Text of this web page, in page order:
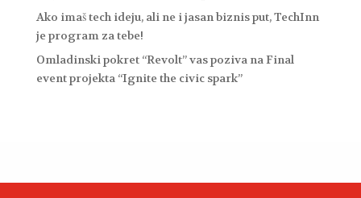
Ako imaš tech ideju, ali ne i jasan biznis put, TechInn
je program za tebe!
Omladinski pokret “Revolt” vas poziva na Final
event projekta “Ignite the civic spark”